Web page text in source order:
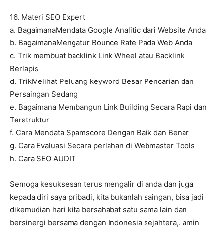
16. Materi SEO Expert
a. BagaimanaMendata Google Analitic dari Website Anda
b. BagaimanaMengatur Bounce Rate Pada Web Anda
c. Trik membuat backlink Link Wheel atau Backlink
Berlapis
d. TrikMelihat Peluang keyword Besar Pencarian dan
Persaingan Sedang
e. Bagaimana Membangun Link Building Secara Rapi dan
Terstruktur
f. Cara Mendata Spamscore Dengan Baik dan Benar
g. Cara Evaluasi Secara perlahan di Webmaster Tools
h. Cara SEO AUDIT
Semoga kesuksesan terus mengalir di anda dan juga
kepada diri saya pribadi, kita bukanlah saingan, bisa jadi
dikemudian hari kita bersahabat satu sama lain dan
bersinergi bersama dengan Indonesia sejahtera,. amin